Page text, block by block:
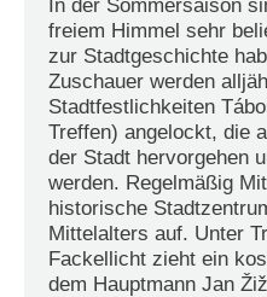
In der Sommersaison
freiem Himmel sehr
zur Stadtgeschichte
Zuschauer werden
Stadtfestlichkeiten
Treffen) angelockt, die
der Stadt hervorgehen
werden. Regelmäßig
historische
Mittelalters auf. Unter
Fackellicht zieht ein
dem Hauptmann Jan